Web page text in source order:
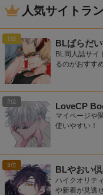
人気サイトラ
BLぱらだ
BL同人誌サイ
るのがおすす
LoveCP
マイページや
使いやすい！
BLやおい
ハイクオリテ
や新着が見逃